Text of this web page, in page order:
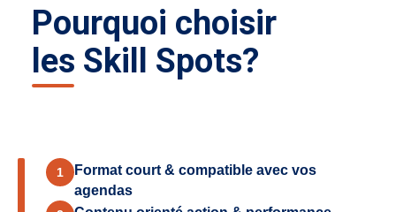
Pourquoi choisir
les Skill Spots?
1
Format court & compatible avec vos
agendas